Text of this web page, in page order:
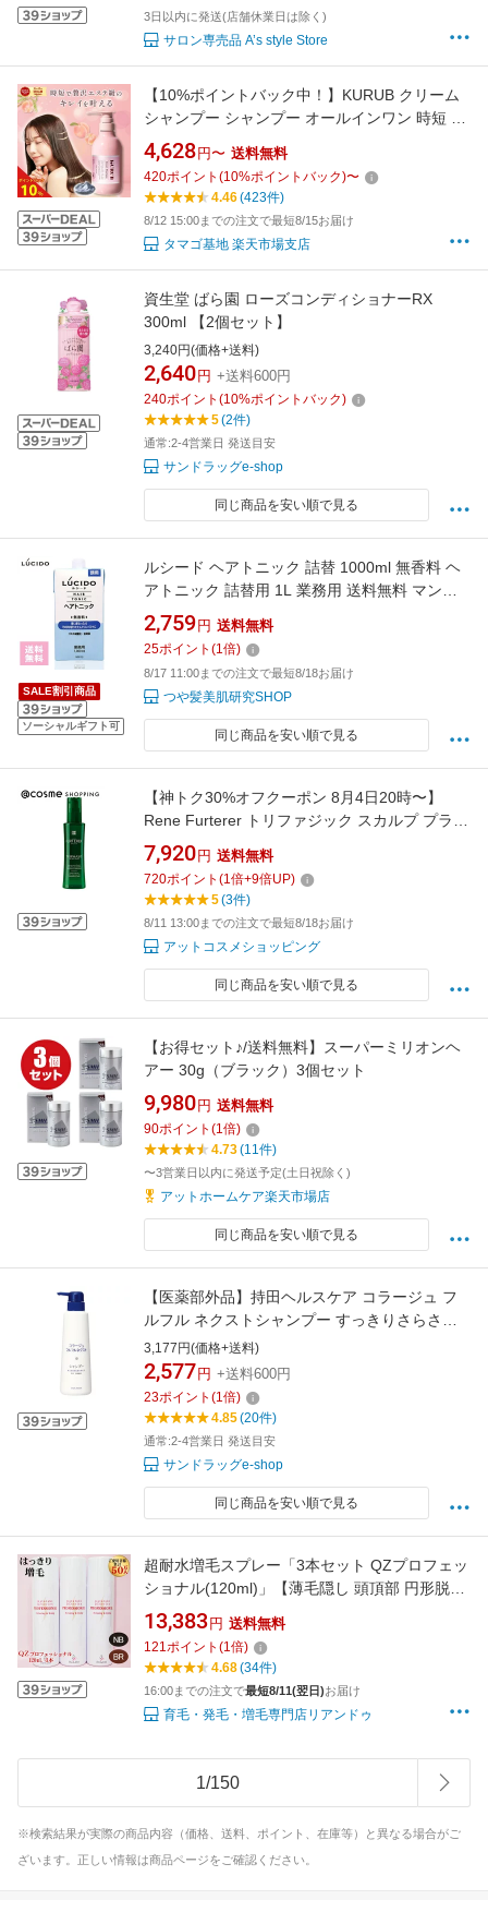
3日以内に発送(店舗休業日は除く)
サロン専売品 A’s style Store
【10%ポイントバック中！】KURUB クリーム
シャンプー シャンプー オールインワン 時短 ク
ーラブ 380g セラミド クレイ 配合 頭皮ケア ダ
メージ補修 ハリコシ 保湿 ノンシリコン ピーチ
ムスク 香水シャンプー 地肌 スッキリ 毛髪 ケア
サロン級 贅沢 エステ 毎日
4,628 円〜 送料無料
420ポイント (10%ポイントバック)〜
4.46(423件)
8/12 15:00までの注文で最短8/15お届け
タマゴ基地 楽天市場支店
資生堂 ばら園 ローズコンディショナーRX
300ml 【2個セット】
3,240円(価格+送料)
2,640 円 +送料600円
240ポイント (10%ポイントバック)
5(2件)
通常:2-4営業日 発送目安
サンドラッグe-shop
同じ商品を安い順で見る
SALE割引商品
ソーシャルギフト可
ルシード ヘアトニック 詰替 1000ml 無香料 ヘ
アトニック 詰替用 1L 業務用 送料無料 マンダ
ム プロ用理美容室専門店 業務用 温泉施設 温浴
施設 スポーツ施設 ゴルフ場 スパ施設
2,759 円 送料無料
25ポイント (1倍)
8/17 11:00までの注文で最短8/18お届け
つや髪美肌研究SHOP
同じ商品を安い順で見る
【神トク30%オフクーポン 8月4日20時〜】
Rene Furterer トリファジック スカルプ プラス
100mL 育毛剤・養毛剤 【送料無料】 アットコ
スメ
7,920 円 送料無料
720ポイント (1倍+9倍UP)
5(3件)
8/11 13:00までの注文で最短8/18お届け
アットコスメショッピング
同じ商品を安い順で見る
【お得セット♪/送料無料】スーパーミリオンヘ
アー 30g（ブラック）3個セット
9,980 円 送料無料
90ポイント (1倍)
4.73(11件)
〜3営業日以内に発送予定(土日祝除く)
アットホームケア楽天市場店
同じ商品を安い順で見る
【医薬部外品】持田ヘルスケア コラージュ フ
ルフル ネクストシャンプー すっきりさらさら
タイプ 400ml
3,177円(価格+送料)
2,577 円 +送料600円
23ポイント (1倍)
4.85(20件)
通常:2-4営業日 発送目安
サンドラッグe-shop
同じ商品を安い順で見る
超耐水増毛スプレー「3本セット QZプロフェッ
ショナル(120ml)」【薄毛隠し 頭頂部 円形脱毛
症 生え際 女性 髪 分け目】増毛パウダーや生え
際パーツ、シール、ヘアファンデーションとは
異なる新しい増毛方法 ボリュームアップ ヘア
13,383 円 送料無料
121ポイント (1倍)
4.68(34件)
16:00までの注文で最短8/11(翌日)お届け
育毛・発毛・増毛専門店リアンドゥ
1/150
※検索結果が実際の商品内容（価格、送料、ポイント、在庫等）と異なる場合がご
ざいます。正しい情報は商品ページをご確認ください。